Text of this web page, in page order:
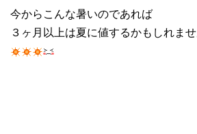
今からこんな暑いのであれば
３ヶ月以上は夏に値するかもしれませ